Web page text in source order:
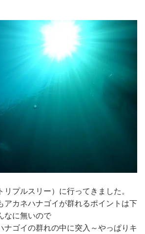
リプルスリー）に行ってきました。
アカネハナゴイが群れるポイントは下
なに無いので
ナゴイの群れの中に突入～やっぱりキ